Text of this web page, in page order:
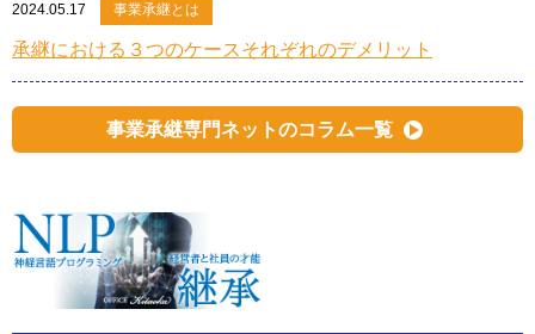
2024.05.17 事業承継とは
承継における３つのケースそれぞれのデメリット
事業承継専門ネットのコラム一覧